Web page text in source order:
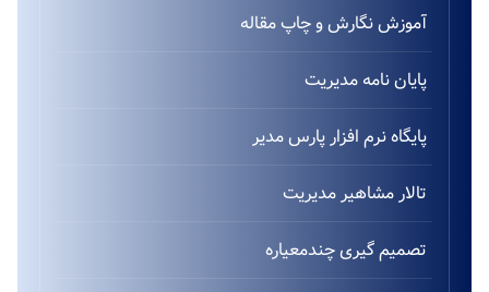
آموزش نگارش و چاپ مقاله
پایان نامه مدیریت
پایگاه نرم افزار پارس مدیر
تالار مشاهیر مدیریت
تصمیم گیری چندمعیاره